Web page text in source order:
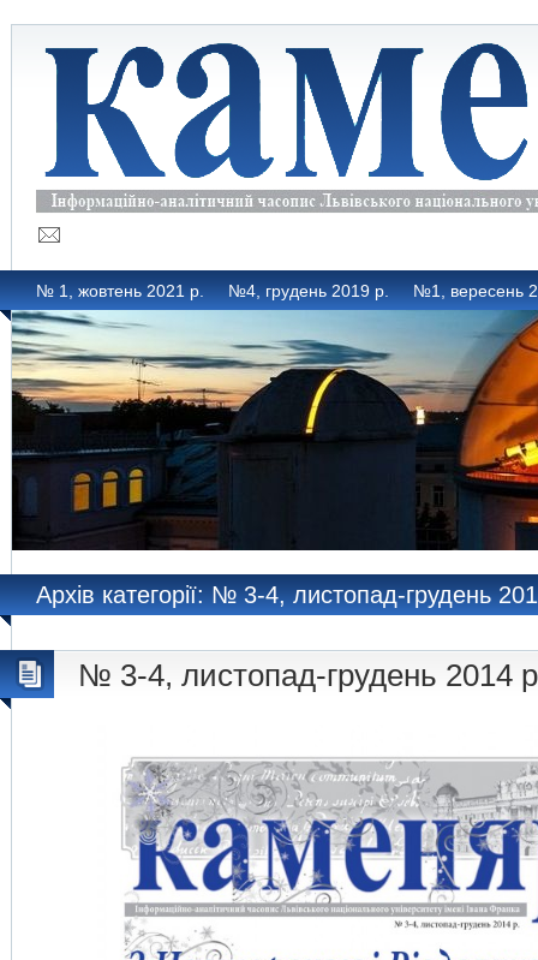
№ 1, жовтень 2021 р. №4, грудень 2019 р. №1, вересень
Архів категорії: № 3-4, листопад-грудень
№ 3-4, листопад-грудень 2014